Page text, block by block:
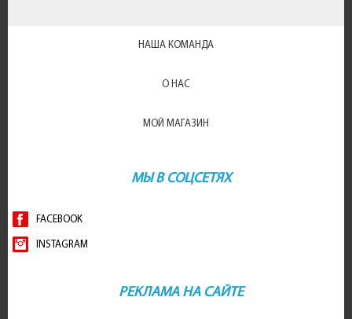
НАША КОМАНДА
О НАС
МОЙ МАГАЗИН
МЫ В СОЦСЕТЯХ
FACEBOOK
INSTAGRAM
РЕКЛАМА НА САЙТЕ